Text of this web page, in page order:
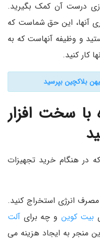
درست آن کمک بگیرید.
آنها، این حق شماست که
و وظیفه آنهاست که به
کار کنید.
بلاکچین بپرسید
با سخت افزار
در هنگام خرید تجهیزات
مصرف انرژی استخراج کنید.
بیت کوین و چه برای آلت
منجر به ایجاد هزینه می